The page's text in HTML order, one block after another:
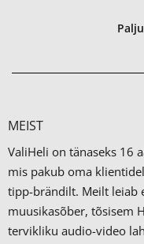
MEIST
ValiHeli on tänaseks 16
mis pakub oma
tipp-brändilt. Meilt leiab
muusikasõber, tõsisem
tervikliku audio-video